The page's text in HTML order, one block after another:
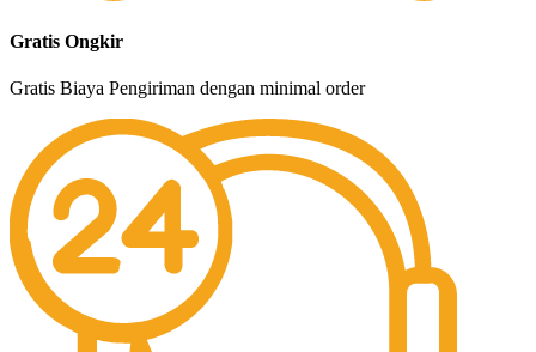
Gratis Ongkir
Gratis Biaya Pengiriman dengan minimal order